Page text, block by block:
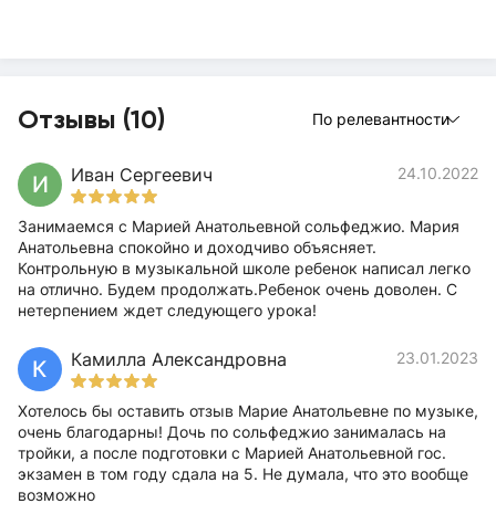
Отзывы (10) По релевантности
И Иван Сергеевич 24.10.2022
Занимаемся с Марией Анатольевной сольфеджио. Мария
Анатольевна спокойно и доходчиво объясняет.
Контрольную в музыкальной школе ребенок написал легко
на отлично. Будем продолжать.Ребенок очень доволен. С
нетерпением ждет следующего урока!
К Камилла Александровна 23.01.2023
Хотелось бы оставить отзыв Марие Анатольевне по музыке,
очень благодарны! Дочь по сольфеджио занималась на
тройки, а после подготовки с Марией Анатольевной гос.
экзамен в том году сдала на 5. Не думала, что это вообще
возможно